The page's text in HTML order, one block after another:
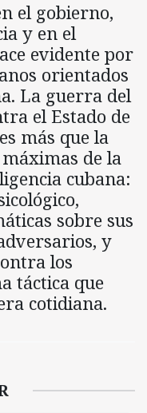
el gobierno,
y en el
evidente por
orientados
La guerra del
el Estado de
más que la
de la
cubana:
sobre sus
y
los
táctica que
cotidiana.